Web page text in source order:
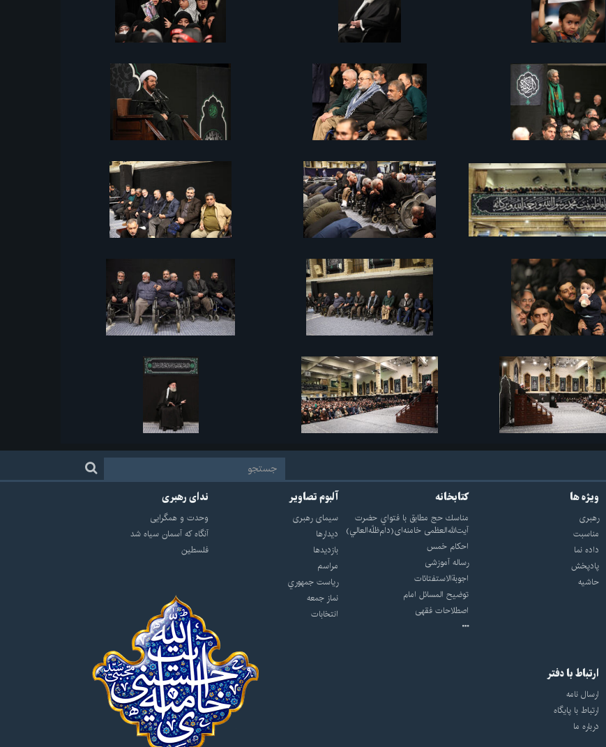
ویژه ها
رهبری
مناسبت
داده نما
پادپخش
حاشیه
کتابخانه
مناسك حج مطابق با فتواي حضرت
آيت‌الله‌العظمى خامنه‌اى(دام‌ظلّه‌العالي)
احکام خمس
رساله آموزشی
اجوبة‌الاستفتائات
توضيح المسائل امام
اصطلاحات فقهى
آلبوم تصاویر
سيماى رهبرى
ديدارها
بازديدها
مراسم
رياست جمهوري
نماز جمعه
انتخابات
ندای رهبری
وحدت و همگرایی
آنگاه که آسمان سیاه شد
فلسطین
ارتباط با دفتر
ارسال نامه
ارتباط با پایگاه
درباره ما